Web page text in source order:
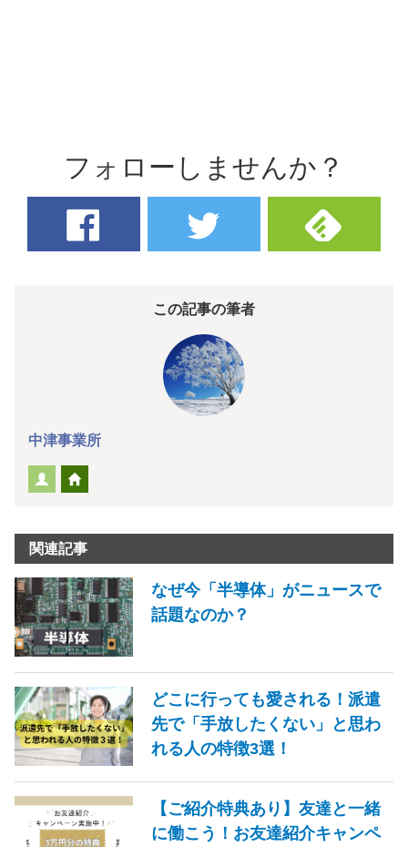
フォローしませんか？
この記事の筆者
中津事業所
関連記事
なぜ今「半導体」がニュースで
話題なのか？
どこに行っても愛される！派遣
先で「手放したくない」と思わ
れる人の特徴3選！
【ご紹介特典あり】友達と一緒
に働こう！お友達紹介キャンペ